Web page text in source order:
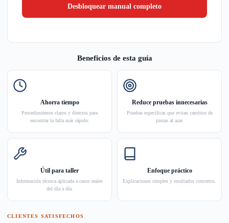
Desbloquear manual completo
Beneficios de esta guía
Ahorra tiempo
Procedimientos claros y directos para
encontrar la falla más rápido.
Reduce pruebas innecesarias
Pruebas específicas que evitan cambios de
piezas al azar.
Útil para taller
Información técnica aplicada a casos reales
del día a día.
Enfoque práctico
Explicaciones simples y resultados concretos.
CLIENTES SATISFECHOS